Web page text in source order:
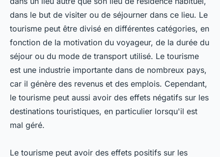
dans le but de visiter ou de séjourner dans ce lieu. Le
tourisme peut être divisé en différentes catégories, en
fonction de la motivation du voyageur, de la durée du
séjour ou du mode de transport utilisé. Le tourisme
est une industrie importante dans de nombreux pays,
car il génère des revenus et des emplois. Cependant,
le tourisme peut aussi avoir des effets négatifs sur les
destinations touristiques, en particulier lorsqu'il est
mal géré.
Le tourisme peut avoir des effets positifs sur les